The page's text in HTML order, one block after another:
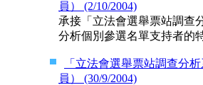
員） (2/10/2004)
承接「立法會選舉票站調查
分析個別參選名單支持者的
「立法會選舉票站調查分
員） (30/9/2004)